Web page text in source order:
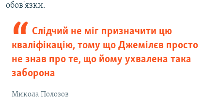
обов'язки.
Слідчий не міг призначити цю
кваліфікацію, тому що Джемілєв просто
не знав про те, що йому ухвалена така
заборона
Микола Полозов